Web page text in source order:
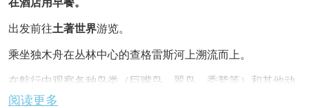
出发前往土著世界游览。
乘坐独木舟在丛林中心的查格雷斯河上溯流而上。
在航行中观察各种鸟类（巨嘴鸟、翠鸟、秃鹫等）和其他动
物。
阅读更多